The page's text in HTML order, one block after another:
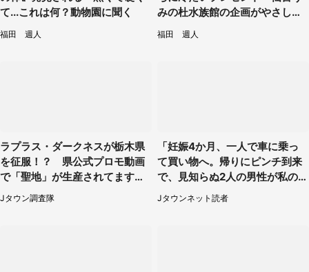
て...これは何？動物園に聞く
福田 週人
みの杜水族館の企画がやさしい
【7／31～8／23】
福田 週人
ラプラス・ダークネスが栃木県
を征服！？ 県公式プロモ動画
で「聖地」が生産されてます【7
／31～1／31】
Jタウン調査隊
「妊娠4か月、一人で車に乗っ
て買い物へ。帰りにピンチ到来
で、見知らぬ2人の男性が私の車
を...」（30代女性）
Jタウンネット読者